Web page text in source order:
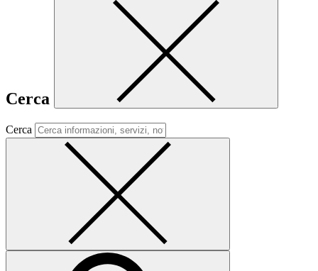
Cerca
Cerca